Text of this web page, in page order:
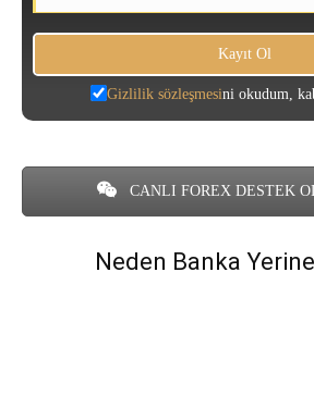
Gizlilik sözleşmesini okudum,
CANLI FOREX DESTEK
Neden Banka